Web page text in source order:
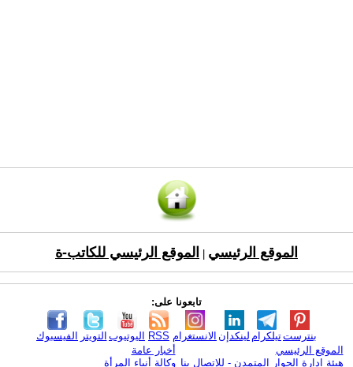
الموقع الرئيسي الموقع الرئيسي للكاتب-ة
تابعونا على:
الفيسبوك التويتر اليوتيوب RSS الانستغرام لينكدإن تيلكرامبنترست
الموقع الرئيسي
هيئة ادارة الحوار المتمدن - للإتصال بنا
أخبار عامة
وكالة أنباء المرأة